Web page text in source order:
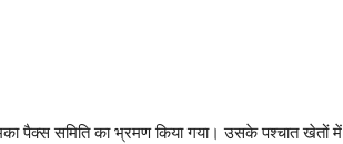
समिति का भ्रमण किया गया। उसके पश्चात खेतों में